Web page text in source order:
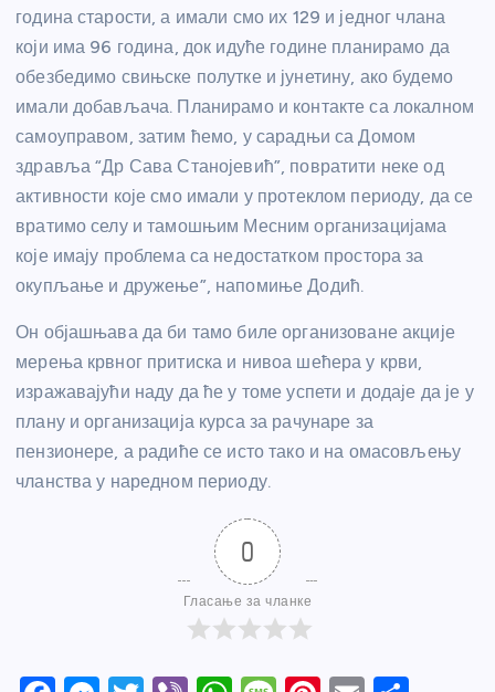
година старости, а имали смо их 129 и једног члана
који има 96 година, док идуће године планирамо да
обезбедимо свињске полутке и јунетину, ако будемо
имали добављача. Планирамо и контакте са локалном
самоуправом, затим ћемо, у сарадњи са Домом
здравља “Др Сава Станојевић”, повратити неке од
активности које смо имали у протеклом периоду, да се
вратимо селу и тамошњим Месним организацијама
које имају проблема са недостатком простора за
окупљање и дружење”, напомиње Додић.
Он објашњава да би тамо биле организоване акције
мерења крвног притиска и нивоа шећера у крви,
изражавајући наду да ће у томе успети и додаје да је у
плану и организација курса за рачунаре за
пензионере, а радиће се исто тако и на омасовљењу
чланства у наредном периоду.
0
Гласање за чланке